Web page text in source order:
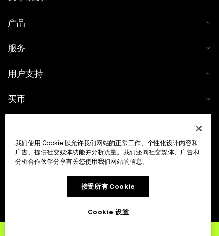
产品
服务
用户支持
买币
交易
我们使用 Cookie 以允许我们网站的正常工作、个性化设计内容和
广告、提供社交媒体功能并分析流量。我们还同社交媒体、广告和
分析合作伙伴分享有关您使用我们网站的信息。
接受所有 Cookie
Cookie 设置